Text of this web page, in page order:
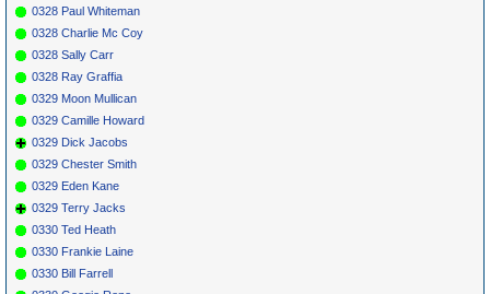
0328 Paul Whiteman
0328 Charlie Mc Coy
0328 Sally Carr
0328 Ray Graffia
0329 Moon Mullican
0329 Camille Howard
0329 Dick Jacobs
0329 Chester Smith
0329 Eden Kane
0329 Terry Jacks
0330 Ted Heath
0330 Frankie Laine
0330 Bill Farrell